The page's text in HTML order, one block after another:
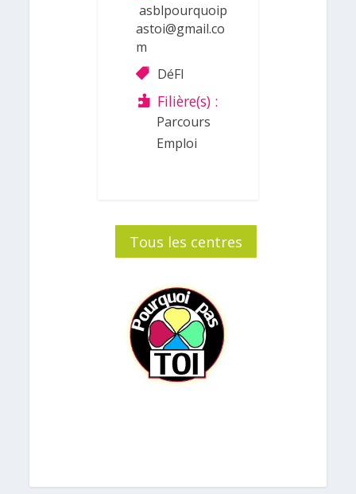
asblpourquoip
astoi@gmail.co
m
DéFI
Filière(s) :
Parcours
Emploi
Tous les centres